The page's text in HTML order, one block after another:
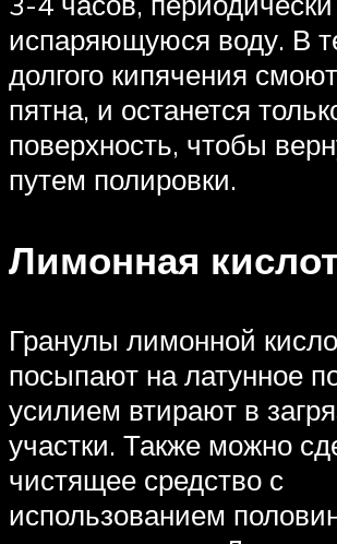
испаряющуюся воду. В
долгого кипячения
пятна, и останется
поверхность, чтобы
путем полировки.
Лимонная
Гранулы лимонной
посыпают на латунное
усилием втирают в
участки. Также можно
чистящее средство с
использованием